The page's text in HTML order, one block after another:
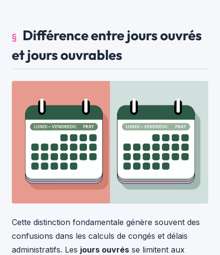
Différence entre jours ouvrés
et jours ouvrables
Cette distinction fondamentale génère souvent des
confusions dans les calculs de congés et délais
administratifs. Les jours ouvrés se limitent aux